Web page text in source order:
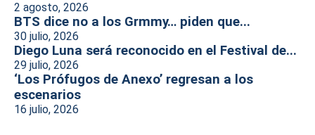
2 agosto, 2026
BTS dice no a los Grmmy… piden que...
30 julio, 2026
Diego Luna será reconocido en el Festival de...
29 julio, 2026
‘Los Prófugos de Anexo’ regresan a los
escenarios
16 julio, 2026